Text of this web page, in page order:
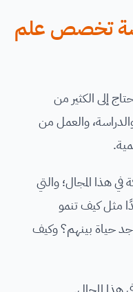
تخصص علم
إلى الكثير من
والعمل من
هذا المجال؛ والتي
مثل كيف تنمو
حياة بينهم؟ وكيف